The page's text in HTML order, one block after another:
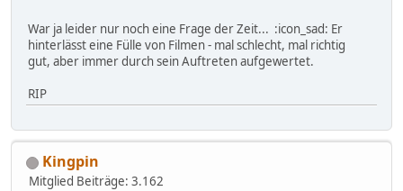
War ja leider nur noch eine Frage der Zeit... :icon_sad: Er
hinterlässt eine Fülle von Filmen - mal schlecht, mal richtig
gut, aber immer durch sein Auftreten aufgewertet.
RIP
Kingpin
Mitglied Beiträge: 3.162